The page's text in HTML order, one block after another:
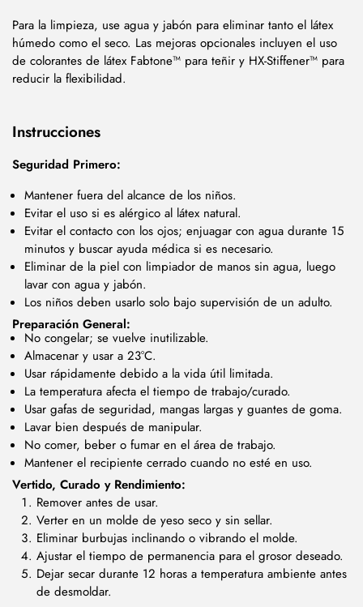
Para la limpieza, use agua y jabón para eliminar tanto el látex
húmedo como el seco. Las mejoras opcionales incluyen el uso
de colorantes de látex Fabtone™ para teñir y HX-Stiffener™ para
reducir la flexibilidad.
Instrucciones
Seguridad Primero:
Mantener fuera del alcance de los niños.
Evitar el uso si es alérgico al látex natural.
Evitar el contacto con los ojos; enjuagar con agua durante 15
minutos y buscar ayuda médica si es necesario.
Eliminar de la piel con limpiador de manos sin agua, luego
lavar con agua y jabón.
Los niños deben usarlo solo bajo supervisión de un adulto.
Preparación General:
No congelar; se vuelve inutilizable.
Almacenar y usar a 23°C.
Usar rápidamente debido a la vida útil limitada.
La temperatura afecta el tiempo de trabajo/curado.
Usar gafas de seguridad, mangas largas y guantes de goma.
Lavar bien después de manipular.
No comer, beber o fumar en el área de trabajo.
Mantener el recipiente cerrado cuando no esté en uso.
Vertido, Curado y Rendimiento:
Remover antes de usar.
Verter en un molde de yeso seco y sin sellar.
Eliminar burbujas inclinando o vibrando el molde.
Ajustar el tiempo de permanencia para el grosor deseado.
Dejar secar durante 12 horas a temperatura ambiente antes
de desmoldar.